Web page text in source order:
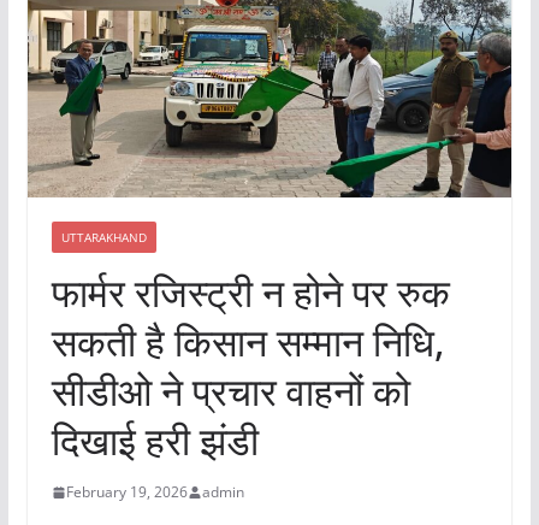
UTTARAKHAND
फार्मर रजिस्ट्री न होने पर रुक
सकती है किसान सम्मान निधि,
सीडीओ ने प्रचार वाहनों को
दिखाई हरी झंडी
February 19, 2026 admin